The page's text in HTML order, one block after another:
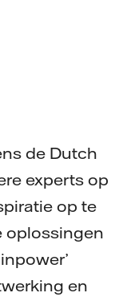
de Dutch
experts op
op te
oplossingen
en